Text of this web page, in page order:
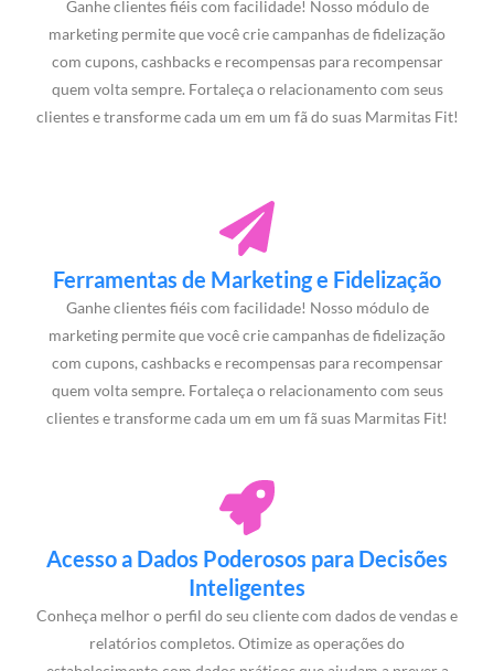
Ganhe clientes fiéis com facilidade! Nosso módulo de
marketing permite que você crie campanhas de fidelização
com cupons, cashbacks e recompensas para recompensar
quem volta sempre. Fortaleça o relacionamento com seus
clientes e transforme cada um em um fã do suas Marmitas Fit!
Ferramentas de Marketing e Fidelização
Ganhe clientes fiéis com facilidade! Nosso módulo de
marketing permite que você crie campanhas de fidelização
com cupons, cashbacks e recompensas para recompensar
quem volta sempre. Fortaleça o relacionamento com seus
clientes e transforme cada um em um fã suas Marmitas Fit!
Acesso a Dados Poderosos para Decisões
Inteligentes
Conheça melhor o perfil do seu cliente com dados de vendas e
relatórios completos. Otimize as operações do